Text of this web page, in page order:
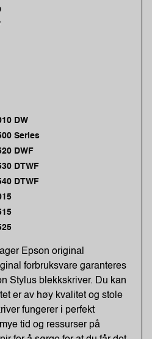
DW
Series
DWF
DTWF
DTWF
Epson original
forbruksvare garanteres
Stylus blekkskriver. Du kan
er av høy kvalitet og stole
fungerer i perfekt
tid og ressurser på